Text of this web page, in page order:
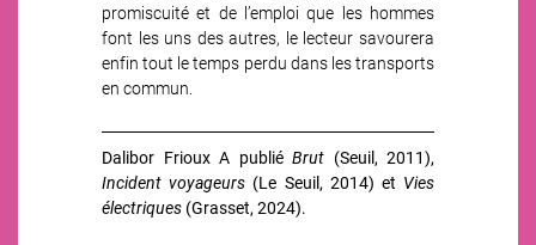
promiscuité et de l’emploi que les hommes
font les uns des autres, le lecteur savourera
enfin tout le temps perdu dans les transports
en commun.
Dalibor Frioux A publié Brut (Seuil, 2011),
Incident voyageurs (Le Seuil, 2014) et Vies
électriques (Grasset, 2024).